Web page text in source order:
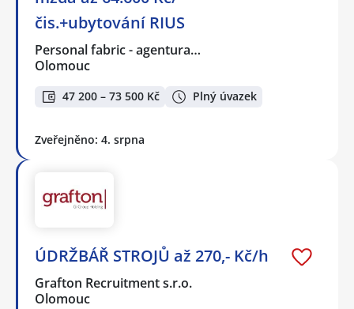
čis.+ubytování RIUS
Personal fabric - agentura…
Olomouc
47 200 – 73 500 Kč Plný úvazek
Zveřejněno: 4. srpna
ÚDRŽBÁŘ STROJŮ až 270,- Kč/h
Grafton Recruitment s.r.o.
Olomouc